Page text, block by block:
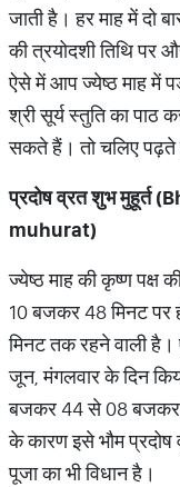
जाती है। हर माह में दो
की त्रयोदशी तिथि पर
ऐसे में आप ज्येष्ठ माह में
श्री सूर्य स्तुति का पाठ
सकते हैं। तो चलिए पढ़ते
प्रदोष व्रत शुभ मुहूर्त
muhurat)
ज्येष्ठ माह की कृष्ण पक्ष
10 बजकर 48 मिनट पर
मिनट तक रहने वाली है।
जून, मंगलवार के दिन
बजकर 44 से 08 बजकर
के कारण इसे भौम प्रदोष
पूजा का भी विधान है।